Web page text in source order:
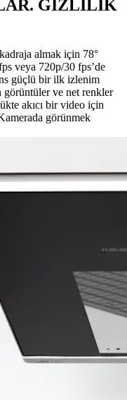
GİZLİLİK
almak için 78°
veya 720p/30 fps’de
güçlü bir ilk izlenim
görüntüler ve net renkler
akıcı bir video için
görünmek